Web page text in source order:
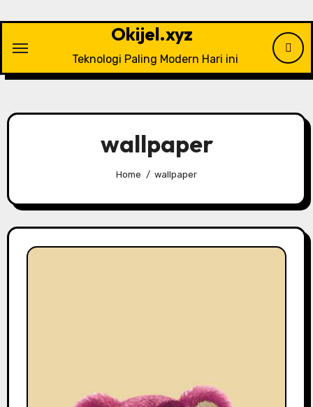
content
Okijel.xyz
Teknologi Paling Modern Hari ini
wallpaper
Home wallpaper